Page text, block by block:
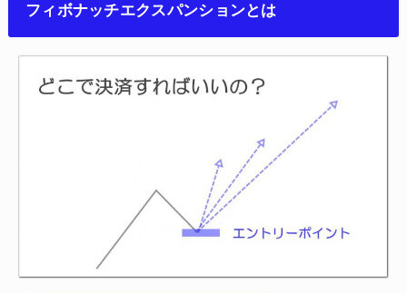
フィボナッチエクスパンションとは